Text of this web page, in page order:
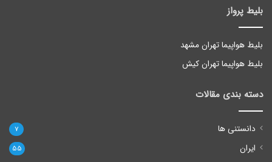
بلیط پرواز
بلیط هواپیما تهران مشهد
بلیط هواپیما تهران کیش
دسته بندی مقالات
دانستنی ها 7
ایران 55